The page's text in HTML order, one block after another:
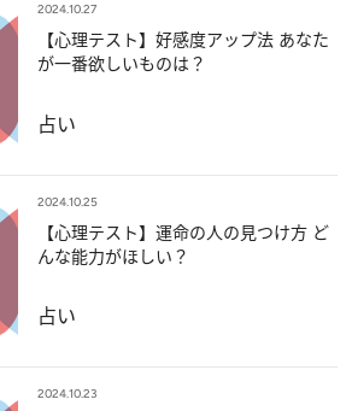
2024.10.27
【心理テスト】好感度アップ法 あなた
が一番欲しいものは？
占い
2024.10.25
【心理テスト】運命の人の見つけ方 ど
んな能力がほしい？
占い
2024.10.23